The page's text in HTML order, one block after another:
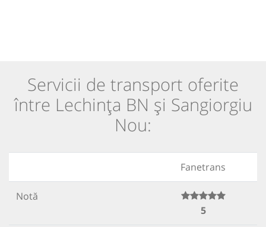
Servicii de transport oferite
între Lechința BN și Sangiorgiu
Nou:
Fanetrans
Notă
5